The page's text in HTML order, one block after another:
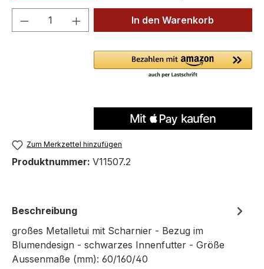
Produkt Anzahl: Gib denIn den Warenkorb
Zum Merkzettel hinzufügen
Produktnummer: V11507.2
Beschreibung
großes Metalletui mit Scharnier - Bezug im
Blumendesign - schwarzes Innenfutter - Größe
Aussenmaße (mm): 60/160/40